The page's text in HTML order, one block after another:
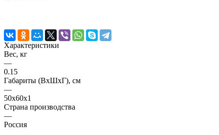
Характеристики
Вес, кг
—
0.15
Габариты (ВхШхГ), см
—
50x60x1
Страна производства
—
Россия